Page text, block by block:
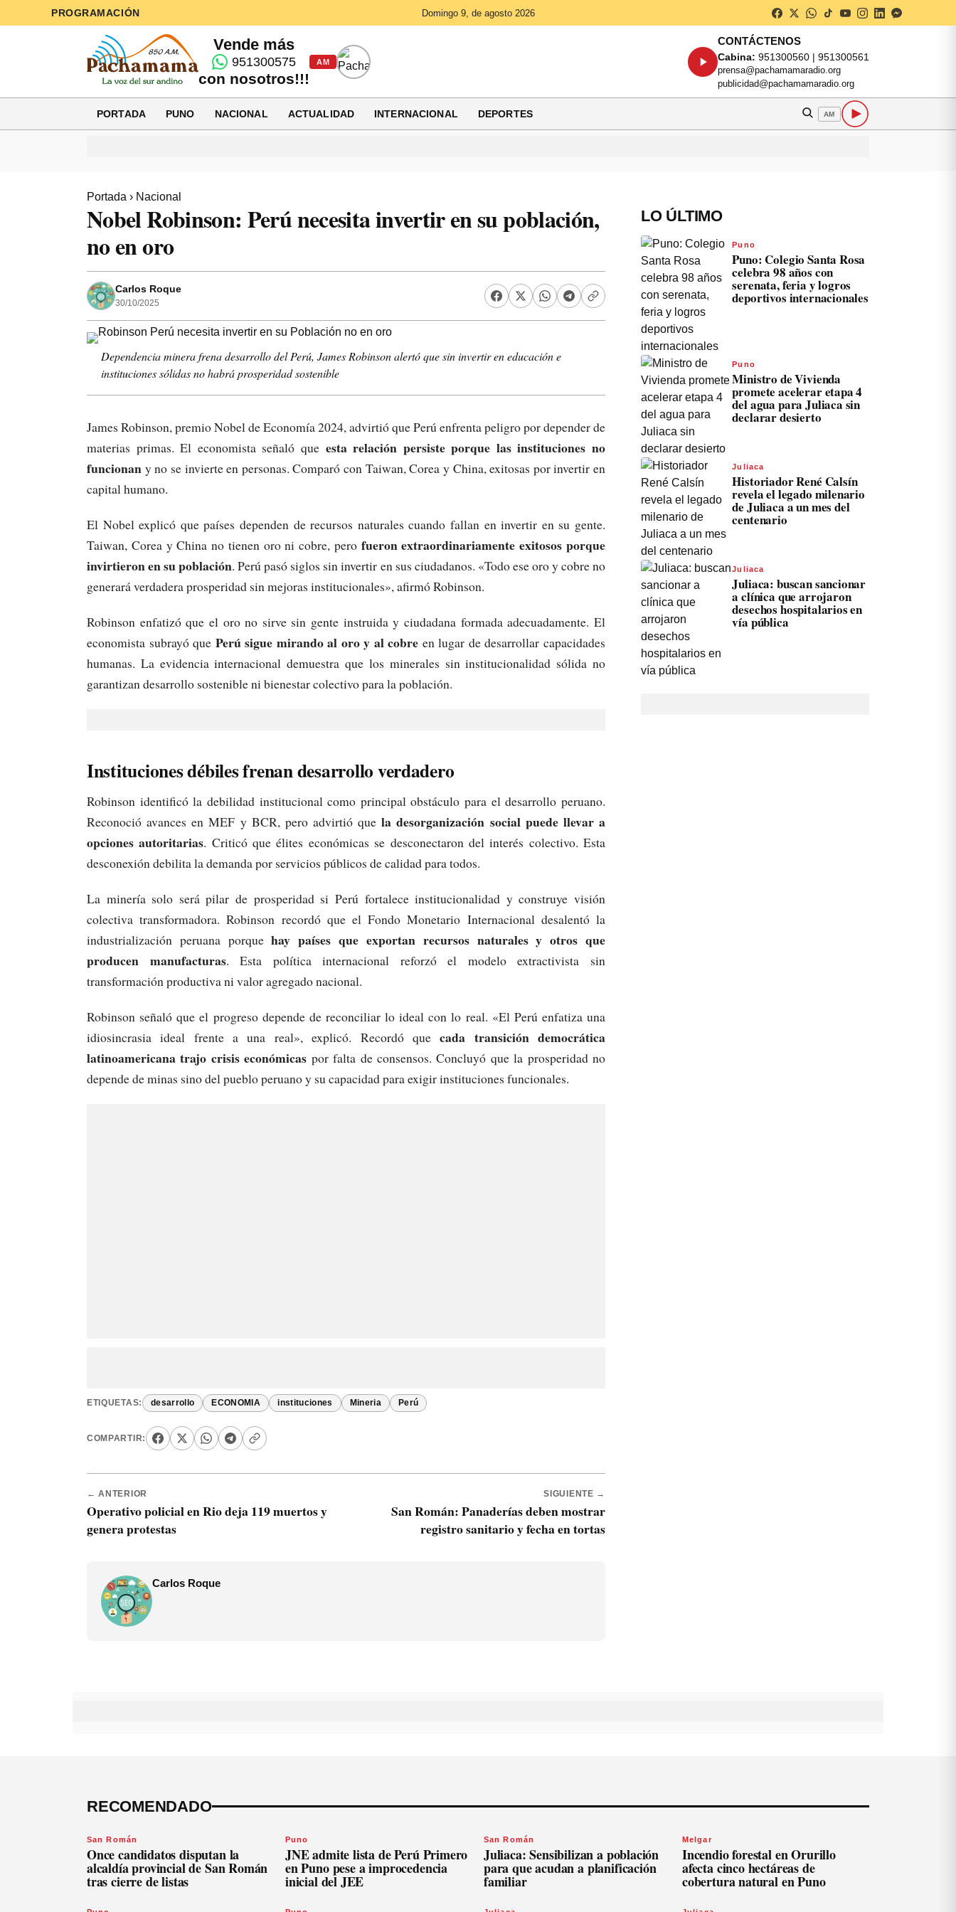
PROGRAMACIÓN Domingo 9, de agosto 2026
Vende más
951300575
con nosotros!!!
AM
CONTÁCTENOS
Cabina: 951300560 | 951300561
prensa@pachamamaradio.org
publicidad@pachamamaradio.org
PORTADA PUNO NACIONAL ACTUALIDAD INTERNACIONAL DEPORTES AM
Portada › Nacional
Nobel Robinson: Perú necesita invertir en su población,
no en oro
Carlos Roque
30/10/2025
Dependencia minera frena desarrollo del Perú, James Robinson alertó que sin invertir en educación e
instituciones sólidas no habrá prosperidad sostenible
James Robinson, premio Nobel de Economía 2024, advirtió que Perú enfrenta peligro por depender de
materias primas. El economista señaló que esta relación persiste porque las instituciones no
funcionan y no se invierte en personas. Comparó con Taiwan, Corea y China, exitosas por invertir en
capital humano.
El Nobel explicó que países dependen de recursos naturales cuando fallan en invertir en su gente.
Taiwan, Corea y China no tienen oro ni cobre, pero fueron extraordinariamente exitosos porque
invirtieron en su población. Perú pasó siglos sin invertir en sus ciudadanos. «Todo ese oro y cobre no
generará verdadera prosperidad sin mejoras institucionales», afirmó Robinson.
Robinson enfatizó que el oro no sirve sin gente instruida y ciudadana formada adecuadamente. El
economista subrayó que Perú sigue mirando al oro y al cobre en lugar de desarrollar capacidades
humanas. La evidencia internacional demuestra que los minerales sin institucionalidad sólida no
garantizan desarrollo sostenible ni bienestar colectivo para la población.
Instituciones débiles frenan desarrollo verdadero
Robinson identificó la debilidad institucional como principal obstáculo para el desarrollo peruano.
Reconoció avances en MEF y BCR, pero advirtió quela desorganización social puede llevar a
opciones autoritarias. Criticó que élites económicas se desconectaron del interés colectivo. Esta
desconexión debilita la demanda por servicios públicos de calidad para todos.
La minería solo será pilar de prosperidad si Perú fortalece institucionalidad y construye visión
colectiva transformadora. Robinson recordó que el Fondo Monetario Internacional desalentó la
industrialización peruana porquehay países que exportan recursos naturales y otros que
producen manufacturas. Esta política internacional reforzó el modelo extractivista sin
transformación productiva ni valor agregado nacional.
Robinson señaló que el progreso depende de reconciliar lo ideal con lo real. «El Perú enfatiza una
idiosincrasia ideal frente a una real», explicó. Recordó quecada transición democrática
latinoamericana trajo crisis económicas por falta de consensos. Concluyó que la prosperidad no
depende de minas sino del pueblo peruano y su capacidad para exigir instituciones funcionales.
ETIQUETAS: desarrollo ECONOMIA instituciones Mineria Perú
COMPARTIR:
← ANTERIOR
Operativo policial en Rio deja 119 muertos y
genera protestas
SIGUIENTE →
San Román: Panaderías deben mostrar
registro sanitario y fecha en tortas
Carlos Roque
LO ÚLTIMO
Puno
Puno: Colegio Santa Rosa
celebra 98 años con
serenata, feria y logros
deportivos internacionales
Puno
Ministro de Vivienda
promete acelerar etapa 4
del agua para Juliaca sin
declarar desierto
Juliaca
Historiador René Calsín
revela el legado milenario
de Juliaca a un mes del
centenario
Juliaca
Juliaca: buscan sancionar
a clínica que arrojaron
desechos hospitalarios en
vía pública
RECOMENDADO
San Román
Once candidatos disputan la
alcaldía provincial de San Román
tras cierre de listas
Puno
JNE admite lista de Perú Primero
en Puno pese a improcedencia
inicial del JEE
San Román
Juliaca: Sensibilizan a población
para que acudan a planificación
familiar
Melgar
Incendio forestal en Orurillo
afecta cinco hectáreas de
cobertura natural en Puno